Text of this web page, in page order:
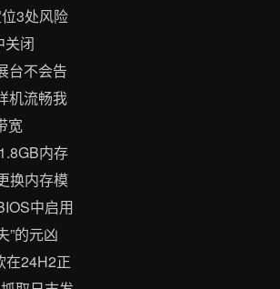
3处风险
关闭
台不会告
机流畅我
宽
内存
换内存模
中启用
”的元凶
在24H2正